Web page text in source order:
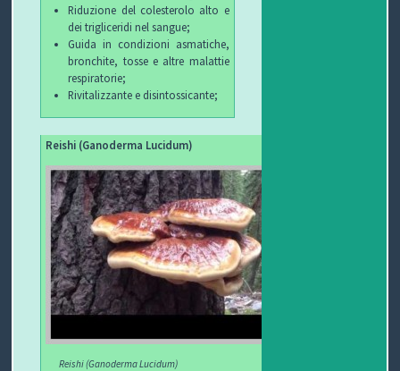
Riduzione del colesterolo alto e
dei trigliceridi nel sangue;
Guida in condizioni asmatiche,
bronchite, tosse e altre malattie
respiratorie;
Rivitalizzante e disintossicante;
Reishi (Ganoderma Lucidum)
Reishi (Ganoderma Lucidum)